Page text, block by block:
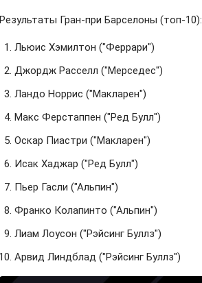
Результаты Гран-при Барселоны (топ-10):
Льюис Хэмилтон ("Феррари")
Джордж Расселл ("Мерседес")
Ландо Норрис ("Макларен")
Макс Ферстаппен ("Ред Булл")
Оскар Пиастри ("Макларен")
Исак Хаджар ("Ред Булл")
Пьер Гасли ("Альпин")
Франко Колапинто ("Альпин")
Лиам Лоусон ("Рэйсинг Буллз")
Арвид Линдблад ("Рэйсинг Буллз")